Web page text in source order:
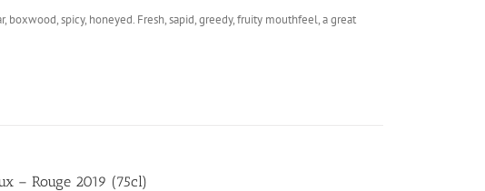
boxwood, spicy, honeyed. Fresh, sapid, greedy, fruity mouthfeel, a great
– Rouge 2019 (75cl)